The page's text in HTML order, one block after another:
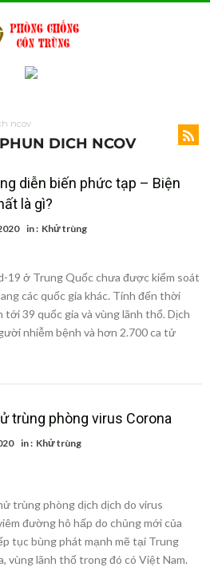
ncov
DICH NCOV
diễn biến phức tạp – Biện
là gì?
in : Khử trùng
19 ở Trung Quốc chưa được kiểm soát
các quốc gia khác. Tính đến thời
tới 39 quốc gia và vùng lãnh thổ. Dịch
nhiễm bệnh và hơn 2.700 ca tử
trùng phòng virus Corona
in : Khử trùng
trùng phòng dịch dịch do virus
đường hô hấp do chủng mới của
tục bùng phát mạnh mẽ tại Trung
vùng lãnh thổ trong đó có Việt Nam.